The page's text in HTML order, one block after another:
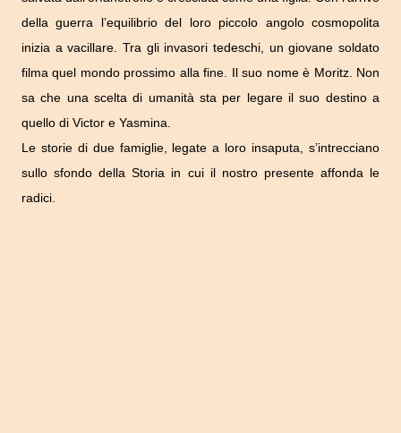
della guerra l’equilibrio del loro piccolo angolo cosmopolita
inizia a vacillare. Tra gli invasori tedeschi, un giovane soldato
filma quel mondo prossimo alla fine. Il suo nome è Moritz. Non
sa che una scelta di umanità sta per legare il suo destino a
quello di Victor e Yasmina.
Le storie di due famiglie, legate a loro insaputa, s’intrecciano
sullo sfondo della Storia in cui il nostro presente affonda le
radici.